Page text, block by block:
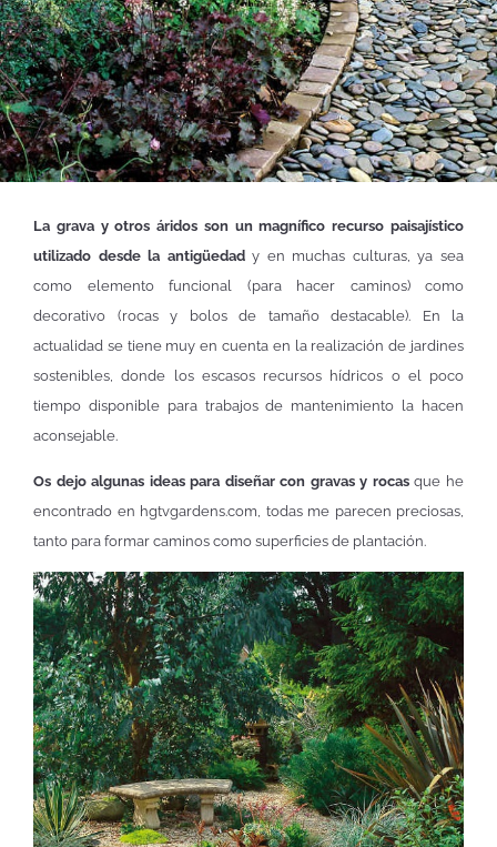
La grava y otros áridos son un magnífico recurso paisajístico
utilizado desde la antigüedady en muchas culturas, ya sea
como elemento funcional (para hacer caminos) como
decorativo (rocas y bolos de tamaño destacable). En la
actualidad se tiene muy en cuenta en la realización de jardines
sostenibles, donde los escasos recursos hídricos o el poco
tiempo disponible para trabajos de mantenimiento la hacen
aconsejable.
Os dejo algunas ideas para diseñar con gravas y rocasque he
encontrado en hgtvgardens.com, todas me parecen preciosas,
tanto para formar caminos como superficies de plantación.